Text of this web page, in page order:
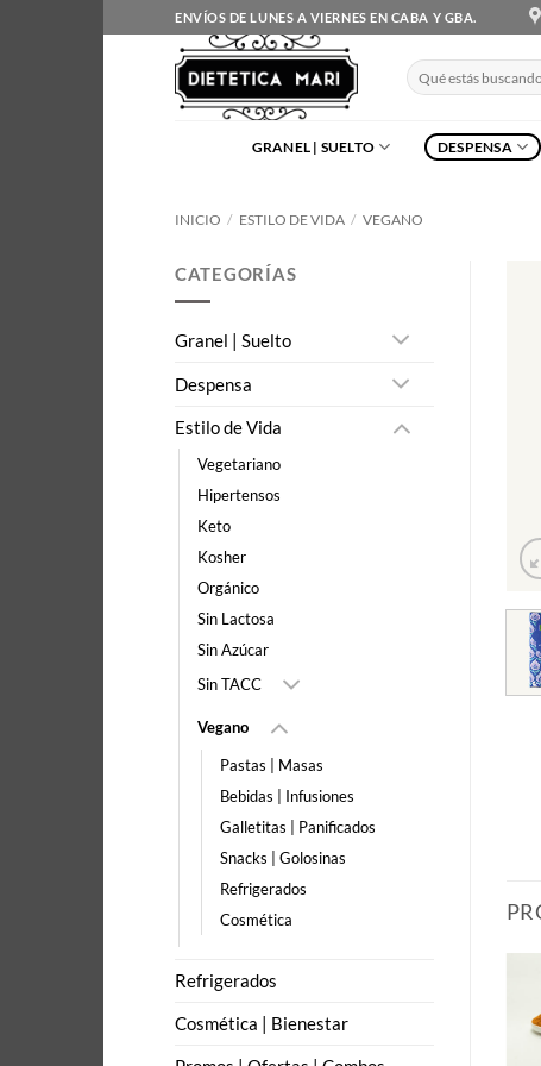
al
contenido
ENVÍOS DE LUNES A VIERNES EN CABA Y GBA.
Buscar
por:
GRANEL | SUELTO DESPENSA
INICIO / ESTILO DE VIDA / VEGANO
CATEGORÍAS
Granel | Suelto
Despensa
Estilo de Vida
Vegetariano
Hipertensos
Keto
Kosher
Orgánico
Sin Lactosa
Sin Azúcar
Sin TACC
Vegano
Pastas | Masas
Bebidas | Infusiones
Galletitas | Panificados
Snacks | Golosinas
Refrigerados
Cosmética
Refrigerados
Cosmética | Bienestar